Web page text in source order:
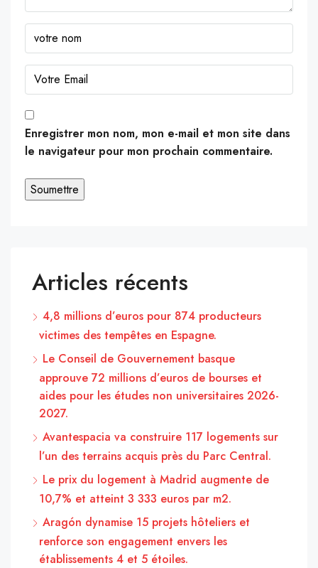
Enregistrer mon nom, mon e-mail et mon site dans
le navigateur pour mon prochain commentaire.
Articles récents
4,8 millions d’euros pour 874 producteurs
victimes des tempêtes en Espagne.
Le Conseil de Gouvernement basque
approuve 72 millions d’euros de bourses et
aides pour les études non universitaires 2026-
2027.
Avantespacia va construire 117 logements sur
l’un des terrains acquis près du Parc Central.
Le prix du logement à Madrid augmente de
10,7% et atteint 3 333 euros par m2.
Aragón dynamise 15 projets hôteliers et
renforce son engagement envers les
établissements 4 et 5 étoiles.